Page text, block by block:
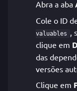
Abra a aba
Cole o ID
valuables ,
clique em
das
versões
Clique em